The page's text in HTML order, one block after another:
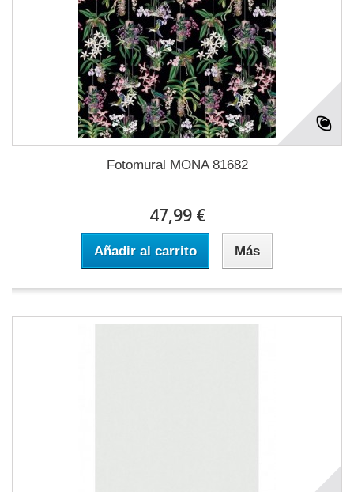
Fotomural MONA 81682
47,99 €
Añadir al carrito Más